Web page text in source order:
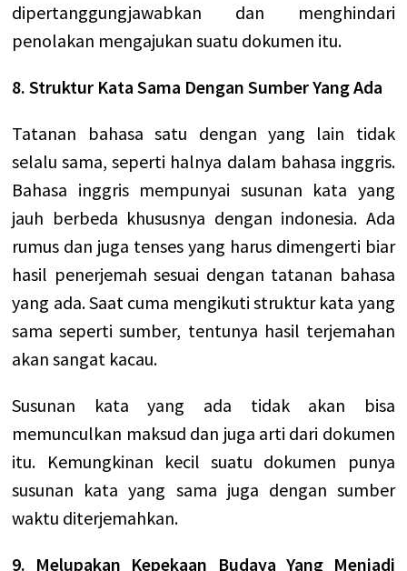
dipertanggungjawabkan dan menghindari
penolakan mengajukan suatu dokumen itu.
8. Struktur Kata Sama Dengan Sumber Yang Ada
Tatanan bahasa satu dengan yang lain tidak
selalu sama, seperti halnya dalam bahasa inggris.
Bahasa inggris mempunyai susunan kata yang
jauh berbeda khususnya dengan indonesia. Ada
rumus dan juga tenses yang harus dimengerti biar
hasil penerjemah sesuai dengan tatanan bahasa
yang ada. Saat cuma mengikuti struktur kata yang
sama seperti sumber, tentunya hasil terjemahan
akan sangat kacau.
Susunan kata yang ada tidak akan bisa
memunculkan maksud dan juga arti dari dokumen
itu. Kemungkinan kecil suatu dokumen punya
susunan kata yang sama juga dengan sumber
waktu diterjemahkan.
9. Melupakan Kepekaan Budaya Yang Menjadi